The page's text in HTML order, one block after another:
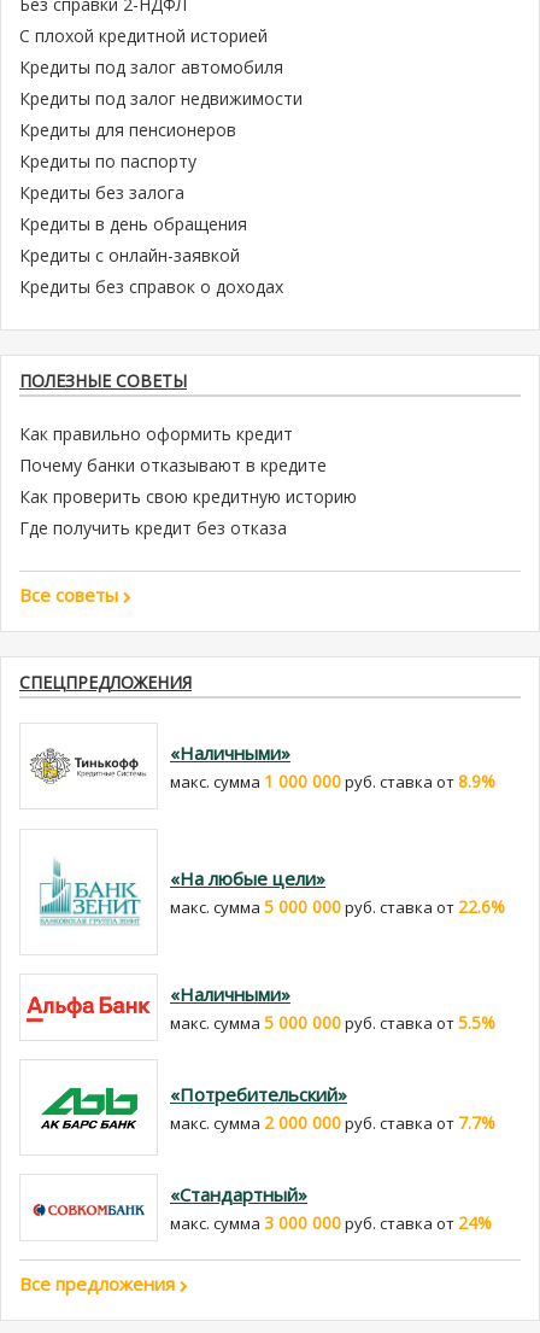
С плохой кредитной историей
Кредиты под залог автомобиля
Кредиты под залог недвижимости
Кредиты для пенсионеров
Кредиты по паспорту
Кредиты без залога
Кредиты в день обращения
Кредиты с онлайн-заявкой
Кредиты без справок о доходах
ПОЛЕЗНЫЕ СОВЕТЫ
Как правильно оформить кредит
Почему банки отказывают в кредите
Как проверить свою кредитную историю
Где получить кредит без отказа
Все советы
СПЕЦПРЕДЛОЖЕНИЯ
«Наличными»
макс. сумма 1 000 000руб. cтавка от8.9%
«На любые цели»
макс. сумма 5 000 000руб. cтавка от 22.6%
«Наличными»
макс. сумма 5 000 000руб. cтавка от5.5%
«Потребительский»
макс. сумма 2 000 000руб. cтавка от 7.7%
«Стандартный»
макс. сумма 3 000 000руб. cтавка от 24%
Все предложения